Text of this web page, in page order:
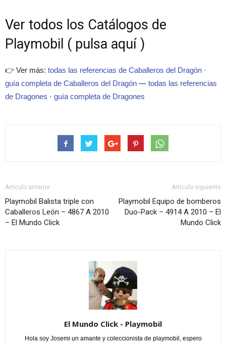
Ver todos los Catálogos de
Playmobil ( pulsa aquí )
👉 Ver más: todas las referencias de Caballeros del Dragón ·
guía completa de Caballeros del Dragón — todas las referencias
de Dragones · guía completa de Dragones
Artículo anterior
Playmobil Balista triple con
Caballeros León – 4867 A 2010
– El Mundo Click
Artículo siguiente
Playmobil Equipo de bomberos
Duo-Pack – 4914 A 2010 – El
Mundo Click
El Mundo Click - Playmobil
Hola soy Josemi un amante y coleccionista de playmobil, espero